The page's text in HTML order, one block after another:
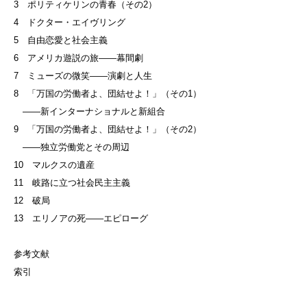
3 ポリティケリンの青春（その2）
4 ドクター・エイヴリング
5 自由恋愛と社会主義
6 アメリカ遊説の旅——幕間劇
7 ミューズの微笑——演劇と人生
8 「万国の労働者よ、団結せよ！」（その1）
——新インターナショナルと新組合
9 「万国の労働者よ、団結せよ！」（その2）
——独立労働党とその周辺
10 マルクスの遺産
11 岐路に立つ社会民主主義
12 破局
13 エリノアの死——エピローグ
参考文献
索引